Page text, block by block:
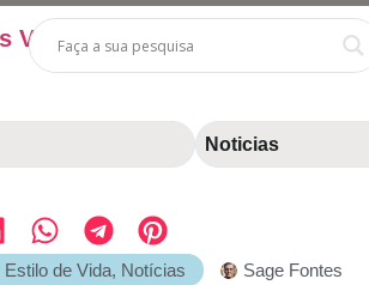
Noticias
Estilo de Vida, Notícias
Sage Fontes